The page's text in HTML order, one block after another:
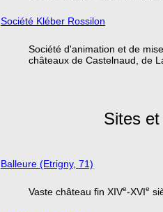
Société Kléber Rossilon
Société d'animation et de
châteaux de Castelnaud, de
Sites
Balleure (Etrigny, 71)
Vaste château fin XIVe-XVIe